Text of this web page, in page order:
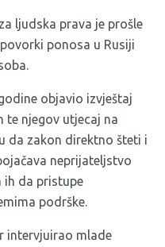
ljudska prava je prošle
ponosa u Rusiji
objavio izvještaj
te njegov utjecaj na
da zakon direktno šteti i
neprijateljstvo
ih da pristupe
podrške.
intervjuirao mlade